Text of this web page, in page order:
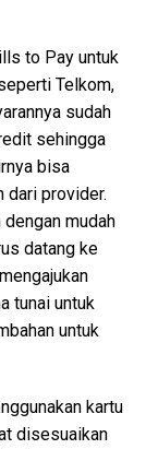
to Pay untuk
Telkom,
sudah
sehingga
bisa
dari provider.
mudah
datang ke
tunai untuk
untuk
kartu
disesuaikan